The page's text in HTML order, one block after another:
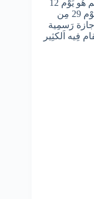
تَارِيخ مَولِد اَلنبِي مُحمَّد صَلَّى اَللَّه عليْه وَسلَّم هُو يَوْم 12
ربيع الأوَّل 1444، ويوافق بِالتَّاريخ الميلاديِّ يَوْم 29 مِن
يَوْم إِجازة رَسمِية
فِيه اَلكثِير